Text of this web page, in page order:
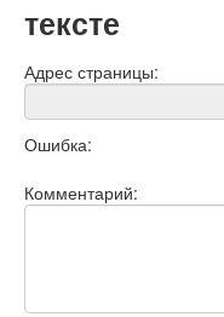
тексте
Адрес страницы:
Ошибка:
Комментарий: